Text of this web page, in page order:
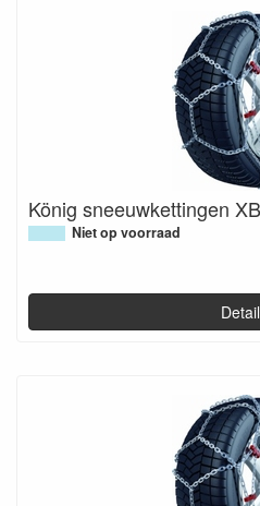
König sneeuwkettingen
Niet op voorraad